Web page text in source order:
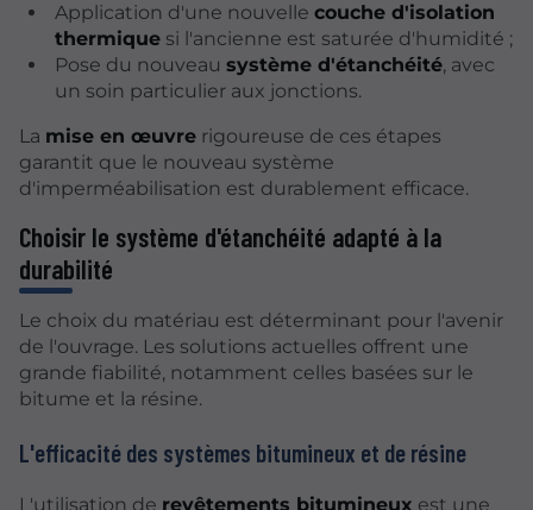
Application d'une nouvelle couche d'isolation
thermiquesi l'ancienne est saturée d'humidité ;
Pose du nouveau système d'étanchéité, avec
un soin particulier aux jonctions.
La mise en œuvre rigoureuse de ces étapes
garantit que le nouveau système
d'imperméabilisation est durablement efficace.
Choisir le système d'étanchéité adapté à la
durabilité
Le choix du matériau est déterminant pour l'avenir
de l'ouvrage. Les solutions actuelles offrent une
grande fiabilité, notamment celles basées sur le
bitume et la résine.
L'efficacité des systèmes bitumineux et de résine
L'utilisation de revêtements bitumineux est une